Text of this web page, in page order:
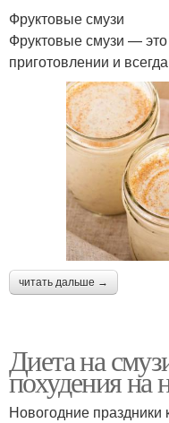
Фруктовые смузи
Фруктовые смузи —
приготовлении и
читать дальше →
Диета на
похудения на
Новогодние праздники